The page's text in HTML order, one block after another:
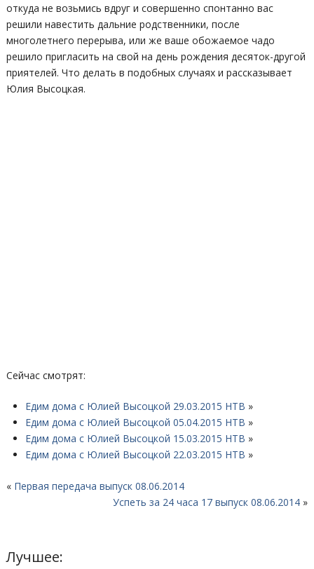
откуда не возьмись вдруг и совершенно спонтанно вас
решили навестить дальние родственники, после
многолетнего перерыва, или же ваше обожаемое чадо
решило пригласить на свой на день рождения десяток-другой
приятелей. Что делать в подобных случаях и рассказывает
Юлия Высоцкая.
Сейчас смотрят:
Едим дома с Юлией Высоцкой 29.03.2015 НТВ »
Едим дома с Юлией Высоцкой 05.04.2015 НТВ »
Едим дома с Юлией Высоцкой 15.03.2015 НТВ »
Едим дома с Юлией Высоцкой 22.03.2015 НТВ »
« Первая передача выпуск 08.06.2014
Успеть за 24 часа 17 выпуск 08.06.2014 »
Лучшее: